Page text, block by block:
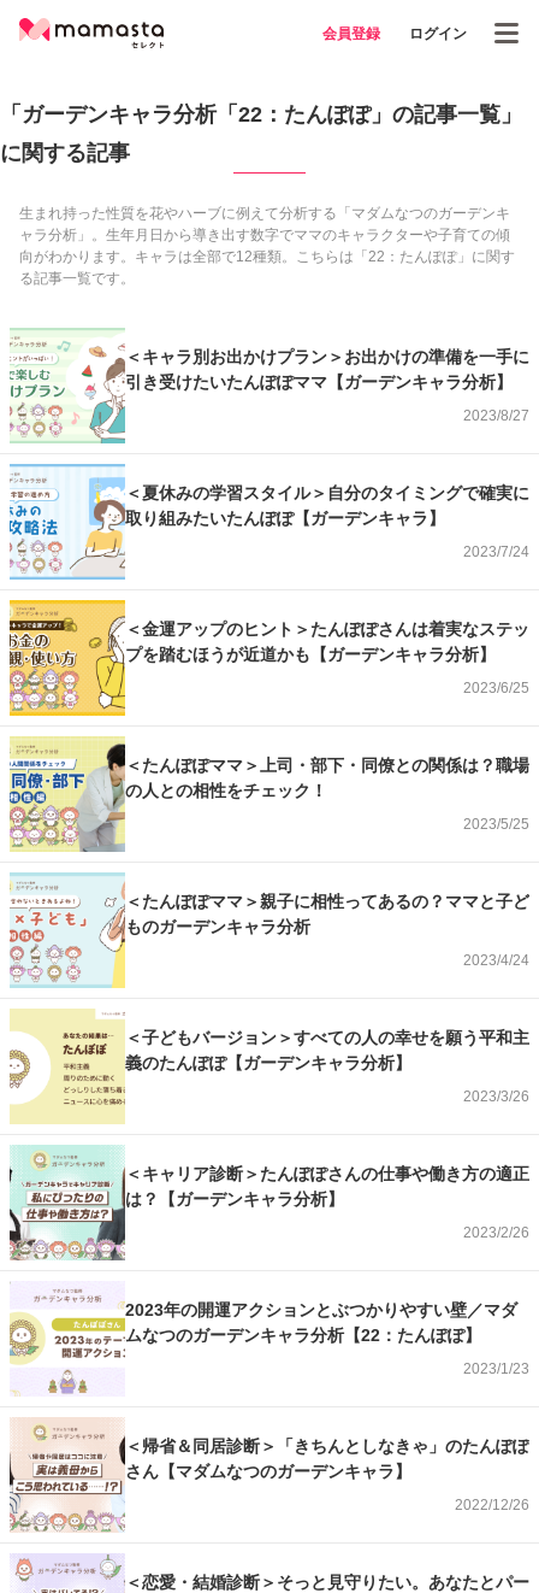
会員登録 ログイン
「ガーデンキャラ分析「22：たんぽぽ」の記事一覧」
に関する記事
生まれ持った性質を花やハーブに例えて分析する「マダムなつのガーデンキ
ャラ分析」。生年月日から導き出す数字でママのキャラクターや子育ての傾
向がわかります。キャラは全部で12種類。こちらは「22：たんぽぽ」に関す
る記事一覧です。
＜キャラ別お出かけプラン＞お出かけの準備を一手に
引き受けたいたんぽぽママ【ガーデンキャラ分析】
2023/8/27
＜夏休みの学習スタイル＞自分のタイミングで確実に
取り組みたいたんぽぽ【ガーデンキャラ】
2023/7/24
＜金運アップのヒント＞たんぽぽさんは着実なステッ
プを踏むほうが近道かも【ガーデンキャラ分析】
2023/6/25
＜たんぽぽママ＞上司・部下・同僚との関係は？職場
の人との相性をチェック！
2023/5/25
＜たんぽぽママ＞親子に相性ってあるの？ママと子ど
ものガーデンキャラ分析
2023/4/24
＜子どもバージョン＞すべての人の幸せを願う平和主
義のたんぽぽ【ガーデンキャラ分析】
2023/3/26
＜キャリア診断＞たんぽぽさんの仕事や働き方の適正
は？【ガーデンキャラ分析】
2023/2/26
2023年の開運アクションとぶつかりやすい壁／マダ
ムなつのガーデンキャラ分析【22：たんぽぽ】
2023/1/23
＜帰省＆同居診断＞「きちんとしなきゃ」のたんぽぽ
さん【マダムなつのガーデンキャラ】
2022/12/26
＜恋愛・結婚診断＞そっと見守りたい。あなたとパー